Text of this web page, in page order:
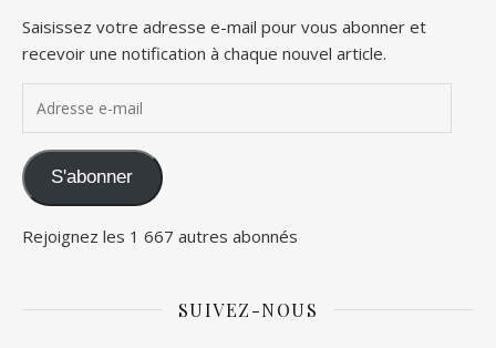
Saisissez votre adresse e-mail pour vous abonner et
recevoir une notification à chaque nouvel article.
S'abonner
Rejoignez les 1 667 autres abonnés
SUIVEZ-NOUS